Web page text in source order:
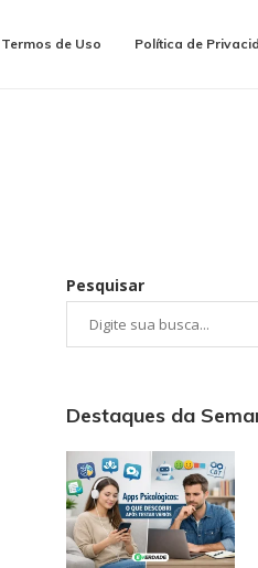
Termos de Uso Política de
Pesquisar
Destaques da